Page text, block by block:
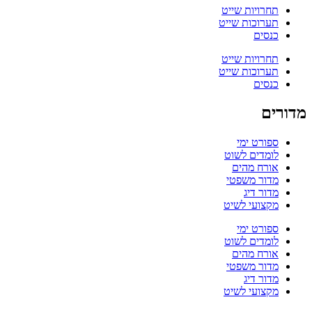
תחרויות שייט
תערוכות שייט
כנסים
תחרויות שייט
תערוכות שייט
כנסים
מדורים
ספורט ימי
לומדים לשוט
אורח מהים
מדור משפטי
מדור דיג
מקצועי לשיט
ספורט ימי
לומדים לשוט
אורח מהים
מדור משפטי
מדור דיג
מקצועי לשיט